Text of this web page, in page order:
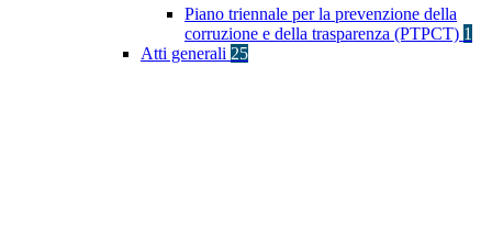
Piano triennale per la prevenzione della
corruzione e della trasparenza (PTPCT) 1
Atti generali 25